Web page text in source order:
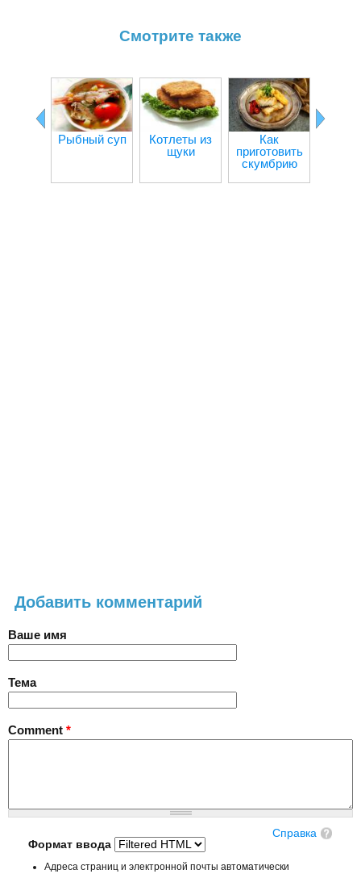
Смотрите также
Рыбный суп
Котлеты из
щуки
Как
приготовить
скумбрию
Добавить комментарий
Ваше имя
Тема
Comment *
Справка
Формат ввода
Адреса страниц и электронной почты автоматически